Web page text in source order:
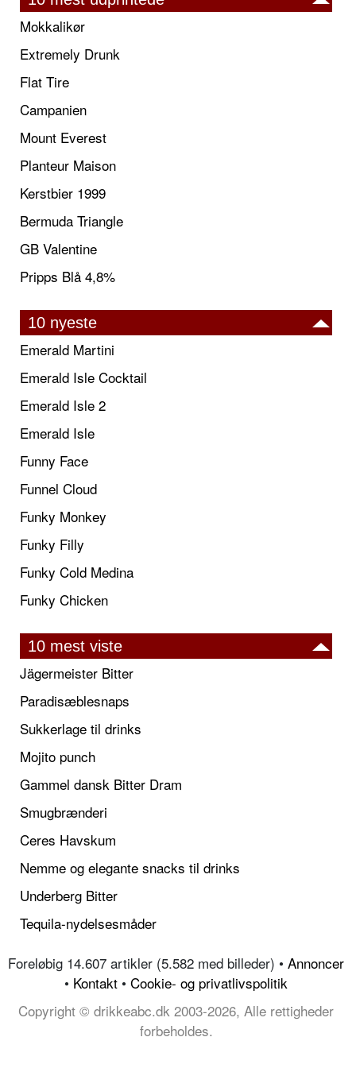
Mokkalikør
Extremely Drunk
Flat Tire
Campanien
Mount Everest
Planteur Maison
Kerstbier 1999
Bermuda Triangle
GB Valentine
Pripps Blå 4,8%
10 nyeste
Emerald Martini
Emerald Isle Cocktail
Emerald Isle 2
Emerald Isle
Funny Face
Funnel Cloud
Funky Monkey
Funky Filly
Funky Cold Medina
Funky Chicken
10 mest viste
Jägermeister Bitter
Paradisæblesnaps
Sukkerlage til drinks
Mojito punch
Gammel dansk Bitter Dram
Smugbrænderi
Ceres Havskum
Nemme og elegante snacks til drinks
Underberg Bitter
Tequila-nydelsesmåder
Foreløbig 14.607 artikler (5.582 med billeder) • Annoncer
• Kontakt • Cookie- og privatlivspolitik
Copyright © drikkeabc.dk 2003-2026, Alle rettigheder
forbeholdes.